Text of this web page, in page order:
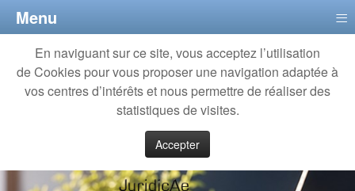
En naviguant sur ce site, vous acceptez l’utilisation
de Cookies pour vous proposer une navigation adaptée à
vos centres d’intérêts et nous permettre de réaliser des
statistiques de visites.
Accepter
Menu ≡